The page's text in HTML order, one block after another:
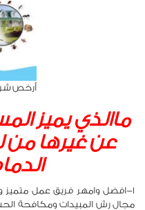
أرخص
ماالذي يميز
عن غيرها
١-افضل وامهر فريق عمل
مجال رش المبيدات ومكافحة